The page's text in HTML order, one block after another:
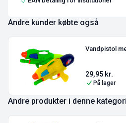
Andre kunder købte også
Vandpistol
29,95 kr.
På lager
Andre produkter i denne kategori